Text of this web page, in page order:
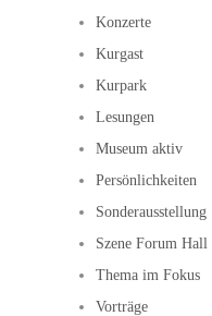
Konzerte
Kurgast
Kurpark
Lesungen
Museum aktiv
Persönlichkeiten
Sonderausstellung
Szene Forum Hall
Thema im Fokus
Vorträge